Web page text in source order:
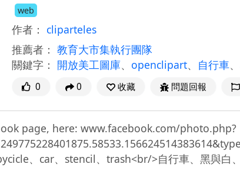
web
作者： cliparteles
推薦者： 教育大市集執行團隊
關鍵字： 開放美工圖庫、 openclipart、 自行車、
0 0 收藏 問題回報
page, here: www.facebook.com/photo.php?
、car、stencil、trash<br/>自行車、黑與白